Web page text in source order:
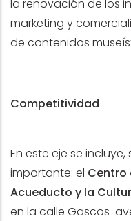
la renovación de los
marketing y
de contenidos
Competitividad
En este eje se
importante: el Centro
Acueducto y la
en la calle Gascos-